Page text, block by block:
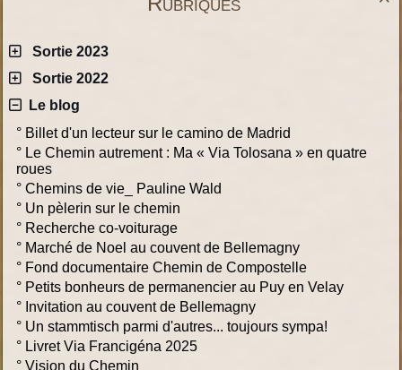
Sortie 2023
Sortie 2022
Le blog
° Billet d'un lecteur sur le camino de Madrid
° Le Chemin autrement : Ma « Via Tolosana » en quatre
roues
° Chemins de vie_ Pauline Wald
° Un pèlerin sur le chemin
° Recherche co-voiturage
° Marché de Noel au couvent de Bellemagny
° Fond documentaire Chemin de Compostelle
° Petits bonheurs de permanencier au Puy en Velay
° Invitation au couvent de Bellemagny
° Un stammtisch parmi d'autres... toujours sympa!
° Livret Via Francigéna 2025
° Vision du Chemin